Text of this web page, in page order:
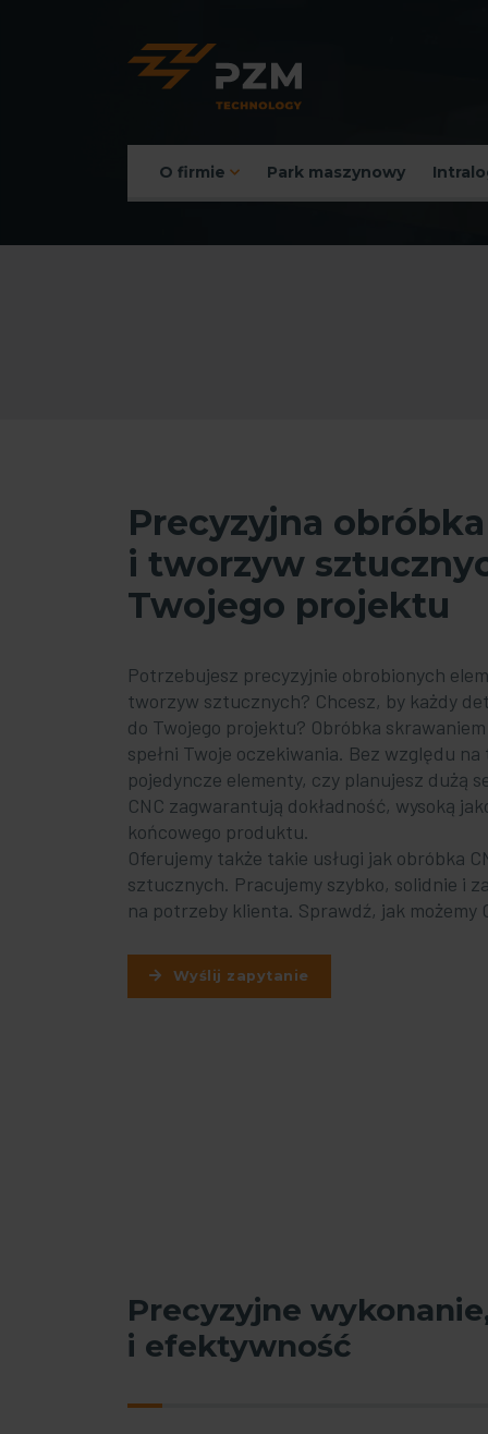
Menu główne
O firmie Park maszynowy
Precyzyjna
i tworzyw
Twojego projektu
Potrzebujesz precyzyjnie obrobionych
tworzyw sztucznych? Chcesz, by każdy
do Twojego projektu? Obróbka
spełni Twoje oczekiwania. Bez względu
pojedyncze elementy, czy planujesz dużą
CNC zagwarantują dokładność, wysoką
końcowego produktu.
Oferujemy także takie usługi jak obróbka
sztucznych. Pracujemy szybko, solidnie i
na potrzeby klienta. Sprawdź, jak możemy
Wyślij zapytanie
Precyzyjne
i efektywność